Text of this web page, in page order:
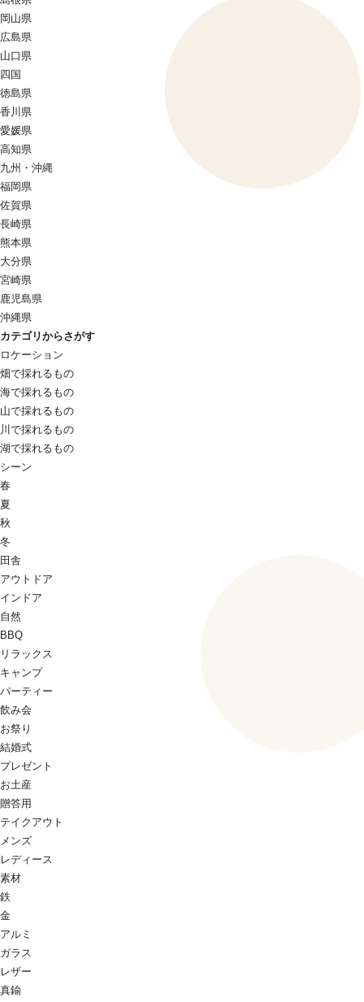
岡山県
広島県
山口県
四国
徳島県
香川県
愛媛県
高知県
九州・沖縄
福岡県
佐賀県
長崎県
熊本県
大分県
宮崎県
鹿児島県
沖縄県
カテゴリからさがす
ロケーション
畑で採れるもの
海で採れるもの
山で採れるもの
川で採れるもの
湖で採れるもの
シーン
春
夏
秋
冬
田舎
アウトドア
インドア
自然
BBQ
リラックス
キャンプ
パーティー
飲み会
お祭り
結婚式
プレゼント
お土産
贈答用
テイクアウト
メンズ
レディース
素材
鉄
金
アルミ
ガラス
レザー
真鍮